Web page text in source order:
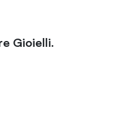
Gioielli.